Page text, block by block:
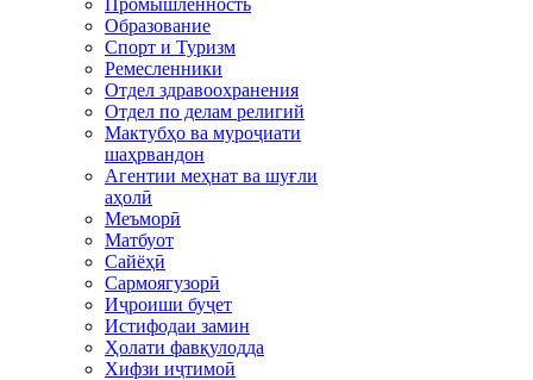
Промышленность
Образование
Спорт и Туризм
Ремесленники
Отдел здравоохранения
Отдел по делам религий
Мактубҳо ва муроҷиати
шаҳрвандон
Агентии меҳнат ва шуғли
аҳолӣ
Меъморӣ
Матбуот
Сайёҳӣ
Сармоягузорӣ
Иҷроиши буҷет
Истифодаи замин
Ҳолати фавқулодда
Хифзи иҷтимоӣ